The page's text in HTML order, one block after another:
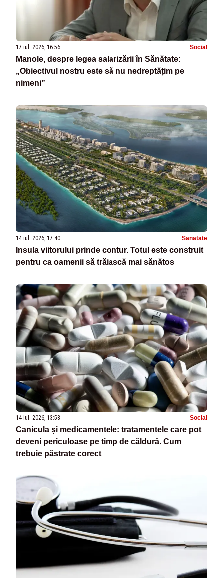
17 iul. 2026, 16:56 Social
Manole, despre legea salarizării în Sănătate:
„Obiectivul nostru este să nu nedreptățim pe
nimeni”
14 iul. 2026, 17:40 Sanatate
Insula viitorului prinde contur. Totul este construit
pentru ca oamenii să trăiască mai sănătos
14 iul. 2026, 13:58 Social
Canicula și medicamentele: tratamentele care pot
deveni periculoase pe timp de căldură. Cum
trebuie păstrate corect